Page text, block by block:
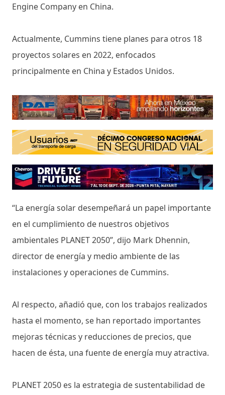
Engine Company en China.
Actualmente, Cummins tiene planes para otros 18
proyectos solares en 2022, enfocados
principalmente en China y Estados Unidos.
“La energía solar desempeñará un papel importante
en el cumplimiento de nuestros objetivos
ambientales PLANET 2050”, dijo Mark Dhennin,
director de energía y medio ambiente de las
instalaciones y operaciones de Cummins.
Al respecto, añadió que, con los trabajos realizados
hasta el momento, se han reportado importantes
mejoras técnicas y reducciones de precios, que
hacen de ésta, una fuente de energía muy atractiva.
PLANET 2050 es la estrategia de sustentabilidad de